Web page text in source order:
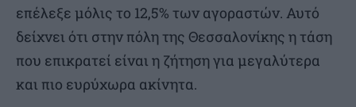
επέλεξε μόλις το 12,5% των αγοραστών. Αυτό
δείχνει ότι στην πόλη της Θεσσαλονίκης η τάση
που επικρατεί είναι η ζήτηση για μεγαλύτερα
και πιο ευρύχωρα ακίνητα.